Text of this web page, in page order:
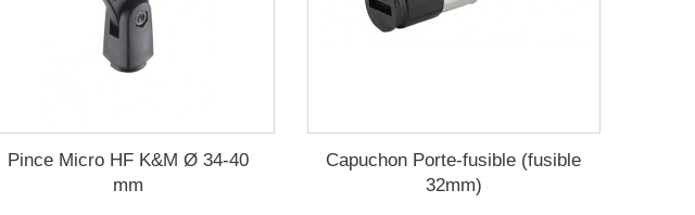
Pince Micro HF K&M Ø 34-40
mm
Capuchon Porte-fusible (fusible
32mm)